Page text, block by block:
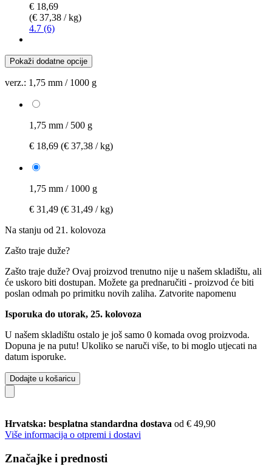
€ 18,69
(€ 37,38 / kg)
4.7 (6)
Pokaži dodatne opcije
verz.: 1,75 mm / 1000 g
1,75 mm / 500 g
€ 18,69 (€ 37,38 / kg)
1,75 mm / 1000 g
€ 31,49 (€ 31,49 / kg)
Na stanju od 21. kolovoza
Zašto traje duže?
Zašto traje duže? Ovaj proizvod trenutno nije u našem skladištu, ali
će uskoro biti dostupan. Možete ga prednaručiti - proizvod će biti
poslan odmah po primitku novih zaliha. Zatvorite napomenu
Isporuka do utorak, 25. kolovoza
U našem skladištu ostalo je još samo 0 komada ovog proizvoda.
Dopuna je na putu! Ukoliko se naruči više, to bi moglo utjecati na
datum isporuke.
Dodajte u košaricu
Hrvatska: besplatna standardna dostava od € 49,90
Više informacija o otpremi i dostavi
Značajke i prednosti